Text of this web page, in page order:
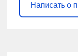
Написать о